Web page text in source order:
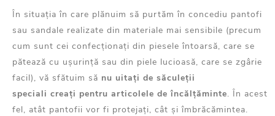
În situația în care plănuim să purtăm în concediu pantofi
sau sandale realizate din materiale mai sensibile (precum
cum sunt cei confecționați din piesele întoarsă, care se
pătează cu ușurință sau din piele lucioasă, care se zgârie
facil), vă sfătuim să nu uitați de săculeții
speciali creați pentru articolele de încălțăminte. În acest
fel, atât pantofii vor fi protejați, cât și îmbrăcămintea.